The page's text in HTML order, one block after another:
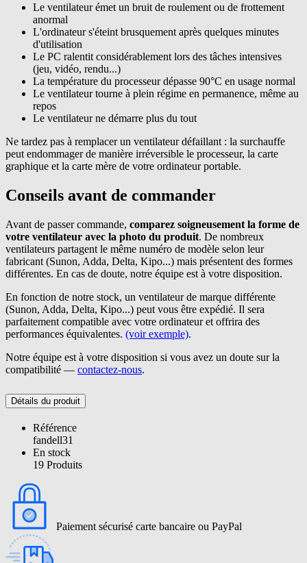
Le ventilateur émet un bruit de roulement ou de frottement
anormal
L'ordinateur s'éteint brusquement après quelques minutes
d'utilisation
Le PC ralentit considérablement lors des tâches intensives
(jeu, vidéo, rendu...)
La température du processeur dépasse 90°C en usage normal
Le ventilateur tourne à plein régime en permanence, même au
repos
Le ventilateur ne démarre plus du tout
Ne tardez pas à remplacer un ventilateur défaillant : la surchauffe
peut endommager de manière irréversible le processeur, la carte
graphique et la carte mère de votre ordinateur portable.
Conseils avant de commander
Avant de passer commande, comparez soigneusement la forme de
votre ventilateur avec la photo du produit. De nombreux
ventilateurs partagent le même numéro de modèle selon leur
fabricant (Sunon, Adda, Delta, Kipo...) mais présentent des formes
différentes. En cas de doute, notre équipe est à votre disposition.
En fonction de notre stock, un ventilateur de marque différente
(Sunon, Adda, Delta, Kipo...) peut vous être expédié. Il sera
parfaitement compatible avec votre ordinateur et offrira des
performances équivalentes. (voir exemple).
Notre équipe est à votre disposition si vous avez un doute sur la
compatibilité — contactez-nous.
Détails du produit
Référence
fandell31
En stock
19 Produits
Paiement sécurisé carte bancaire ou PayPal